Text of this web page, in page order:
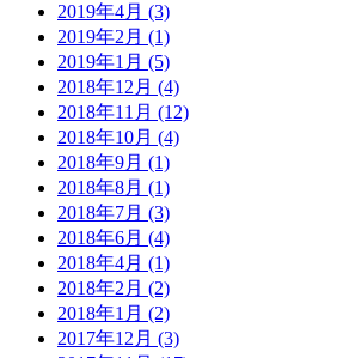
2019年4月 (3)
2019年2月 (1)
2019年1月 (5)
2018年12月 (4)
2018年11月 (12)
2018年10月 (4)
2018年9月 (1)
2018年8月 (1)
2018年7月 (3)
2018年6月 (4)
2018年4月 (1)
2018年2月 (2)
2018年1月 (2)
2017年12月 (3)